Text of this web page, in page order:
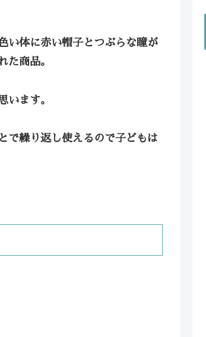
い体に赤い帽子とつぶらな瞳が
た商品。
います。
で繰り返し使えるので子どもは